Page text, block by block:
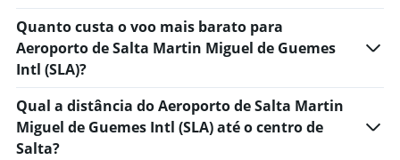
Quanto custa o voo mais barato para
Aeroporto de Salta Martin Miguel de Guemes
Intl (SLA)?
Qual a distância do Aeroporto de Salta Martin
Miguel de Guemes Intl (SLA) até o centro de
Salta?